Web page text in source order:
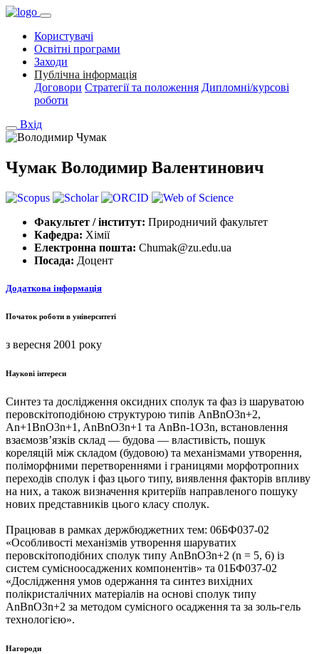
Користувачі
Освітні програми
Заходи
Публічна інформація
Договори Стратегії та положення Дипломні/курсові
роботи
Вхід
Чумак Володимир Валентинович
Факультет / інститут: Природничий факультет
Кафедра: Хімії
Електронна пошта: Chumak@zu.edu.ua
Посада: Доцент
Додаткова інформація
Початок роботи в університеті
з вересня 2001 року
Наукові інтереси
Синтез та дослідження оксидних сполук та фаз із шаруватою
перовскітоподібною структурою типів AnBnO3n+2,
An+1BnO3n+1, AnBnO3n+1 та AnBn-1O3n, встановлення
взаємозв’язків склад — будова — властивість, пошук
кореляцій між складом (будовою) та механізмами утворення,
поліморфними перетвореннями і границями морфотропних
переходів сполук і фаз цього типу, виявлення факторів впливу
на них, а також визначення критеріїв направленого пошуку
нових представників цього класу сполук.
Працював в рамках держбюджетних тем: 06БФ037-02
«Особливості механізмів утворення шаруватих
перовскітоподібних сполук типу AnBnO3n+2 (n = 5, 6) із
систем сумісноосаджених компонентів» та 01БФ037-02
«Дослідження умов одержання та синтез вихідних
полікристалічних матеріалів на основі сполук типу
AnBnO3n+2 за методом сумісного осадження та за золь-гель
технологією».
Нагороди